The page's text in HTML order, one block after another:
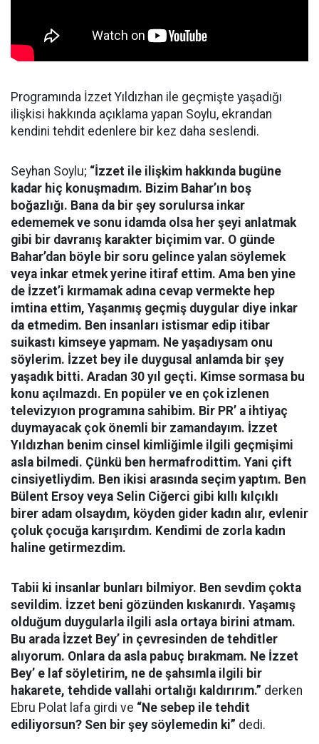
Programında İzzet Yıldızhan ile geçmişte yaşadığı
ilişkisi hakkında açıklama yapan Soylu, ekrandan
kendini tehdit edenlere bir kez daha seslendi.
Seyhan Soylu; “İzzet ile ilişkim hakkında bugüne
kadar hiç konuşmadım. Bizim Bahar’ın boş
boğazlığı. Bana da bir şey sorulursa inkar
edememek ve sonu idamda olsa her şeyi anlatmak
gibi bir davranış karakter biçimim var. O günde
Bahar’dan böyle bir soru gelince yalan söylemek
veya inkar etmek yerine itiraf ettim. Ama ben yine
de İzzet’i kırmamak adına cevap vermekte hep
imtina ettim, Yaşanmış geçmiş duygular diye inkar
da etmedim. Ben insanları istismar edip itibar
suikastı kimseye yapmam. Ne yaşadıysam onu
söylerim. İzzet bey ile duygusal anlamda bir şey
yaşadık bitti. Aradan 30 yıl geçti. Kimse sormasa bu
konu açılmazdı. En popüler ve en çok izlenen
televizyıon programına sahibim. Bir PR’ a ihtiyaç
duymayacak çok önemli bir zamandayım. İzzet
Yıldızhan benim cinsel kimliğimle ilgili geçmişimi
asla bilmedi. Çünkü ben hermafrodittim. Yani çift
cinsiyetliydim. Ben ikisi arasında seçim yaptım. Ben
Bülent Ersoy veya Selin Ciğerci gibi kıllı kılçıklı
birer adam olsaydım, köyden gider kadın alır, evlenir
çoluk çocuğa karışırdım. Kendimi de zorla kadın
haline getirmezdim.
Tabii ki insanlar bunları bilmiyor. Ben sevdim çokta
sevildim. İzzet beni gözünden kıskanırdı. Yaşamış
olduğum duygularla ilgili asla ortaya birini atmam.
Bu arada İzzet Bey’ in çevresinden de tehditler
alıyorum. Onlara da asla pabuç bırakmam. Ne İzzet
Bey’ e laf söyletirim, ne de şahsımla ilgili bir
hakarete, tehdide vallahi ortalığı kaldırırım.” derken
Ebru Polat lafa girdi ve “Ne sebep ile tehdit
ediliyorsun? Sen bir şey söylemedin ki” dedi.